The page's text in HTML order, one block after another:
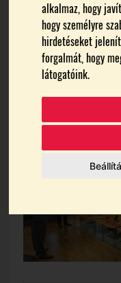
alkalmaz, hogy
hogy személyre
hirdetéseket
forgalmát, hogy
látogatóink.
FŐOLDAL MEDIA